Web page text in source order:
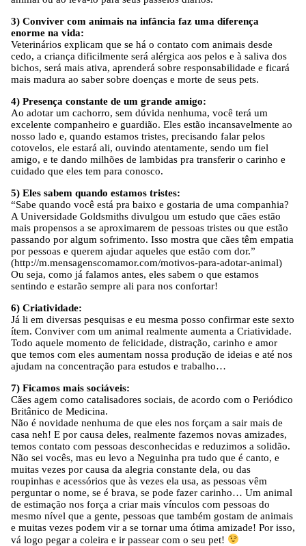
3) Conviver com animais na infância faz uma diferença
enorme na vida:
Veterinários explicam que se há o contato com animais desde
cedo, a criança dificilmente será alérgica aos pelos e à saliva dos
bichos, será mais ativa, aprenderá sobre responsabilidade e ficará
mais madura ao saber sobre doenças e morte de seus pets.
4) Presença constante de um grande amigo:
Ao adotar um cachorro, sem dúvida nenhuma, você terá um
excelente companheiro e guardião. Eles estão incansavelmente ao
nosso lado e, quando estamos tristes, precisando falar pelos
cotovelos, ele estará ali, ouvindo atentamente, sendo um fiel
amigo, e te dando milhões de lambidas pra transferir o carinho e
cuidado que eles tem para conosco.
5) Eles sabem quando estamos tristes:
“Sabe quando você está pra baixo e gostaria de uma companhia?
A Universidade Goldsmiths divulgou um estudo que cães estão
mais propensos a se aproximarem de pessoas tristes ou que estão
passando por algum sofrimento. Isso mostra que cães têm empatia
por pessoas e querem ajudar aqueles que estão com dor.”
(http://m.mensagenscomamor.com/motivos-para-adotar-animal)
Ou seja, como já falamos antes, eles sabem o que estamos
sentindo e estarão sempre ali para nos confortar!
6) Criatividade:
Já li em diversas pesquisas e eu mesma posso confirmar este sexto
ítem. Conviver com um animal realmente aumenta a Criatividade.
Todo aquele momento de felicidade, distração, carinho e amor
que temos com eles aumentam nossa produção de ideias e até nos
ajudam na concentração para estudos e trabalho…
7) Ficamos mais sociáveis:
Cães agem como catalisadores sociais, de acordo com o Periódico
Britânico de Medicina.
Não é novidade nenhuma de que eles nos forçam a sair mais de
casa neh! E por causa deles, realmente fazemos novas amizades,
temos contato com pessoas desconhecidas e reduzimos a solidão.
Não sei vocês, mas eu levo a Neguinha pra tudo que é canto, e
muitas vezes por causa da alegria constante dela, ou das
roupinhas e acessórios que às vezes ela usa, as pessoas vêm
perguntar o nome, se é brava, se pode fazer carinho… Um animal
de estimação nos força a criar mais vínculos com pessoas do
mesmo nível que a gente, pessoas que também gostam de animais
e muitas vezes podem vir a se tornar uma ótima amizade! Por isso,
vá logo pegar a coleira e ir passear com o seu pet!